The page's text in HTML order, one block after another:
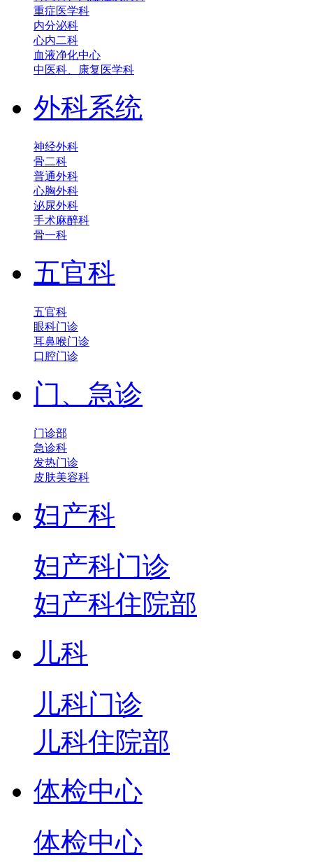
重症医学科
内分泌科
心内二科
血液净化中心
中医科、康复医学科
外科系统
神经外科
骨二科
普通外科
心胸外科
泌尿外科
手术麻醉科
骨一科
五官科
五官科
眼科门诊
耳鼻喉门诊
口腔门诊
门、急诊
门诊部
急诊科
发热门诊
皮肤美容科
妇产科
妇产科门诊
妇产科住院部
儿科
儿科门诊
儿科住院部
体检中心
体检中心